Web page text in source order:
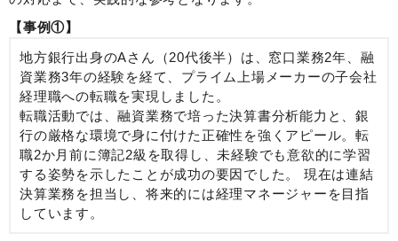
【事例①】
地方銀行出身のAさん（20代後半）は、窓口業務2年、融
資業務3年の経験を経て、プライム上場メーカーの子会社
経理職への転職を実現しました。
転職活動では、融資業務で培った決算書分析能力と、銀
行の厳格な環境で身に付けた正確性を強くアピール。転
職2か月前に簿記2級を取得し、未経験でも意欲的に学習
する姿勢を示したことが成功の要因でした。 現在は連結
決算業務を担当し、将来的には経理マネージャーを目指
しています。